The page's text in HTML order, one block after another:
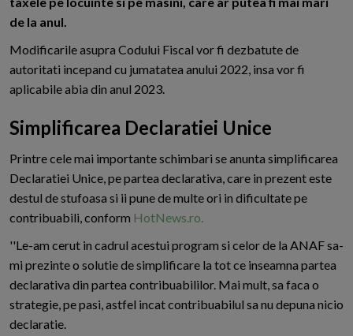
de la anul.
Modificarile asupra Codului Fiscal vor fi dezbatute de
autoritati incepand cu jumatatea anului 2022, insa vor fi
aplicabile abia din anul 2023.
Simplificarea Declaratiei Unice
Printre cele mai importante schimbari se anunta simplificarea
Declaratiei Unice, pe partea declarativa, care in prezent este
destul de stufoasa si ii pune de multe ori in dificultate pe
contribuabili, conform HotNews.ro.
''Le-am cerut in cadrul acestui program si celor de la ANAF sa-
mi prezinte o solutie de simplificare la tot ce inseamna partea
declarativa din partea contribuabililor. Mai mult, sa faca o
strategie, pe pasi, astfel incat contribuabilul sa nu depuna nicio
declaratie.